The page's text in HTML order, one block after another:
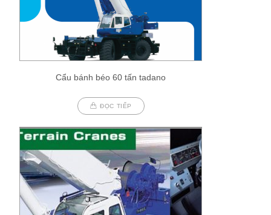
Cẩu bánh béo 60 tấn tadano
ĐỌC TIẾP